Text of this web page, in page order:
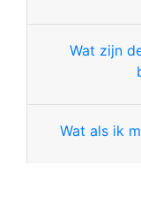
Wat zijn
Wat als ik